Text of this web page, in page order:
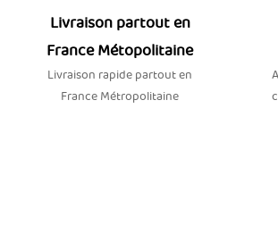
Livraison partout en
France Métopolitaine
Livraison rapide partout en
France Métropolitaine